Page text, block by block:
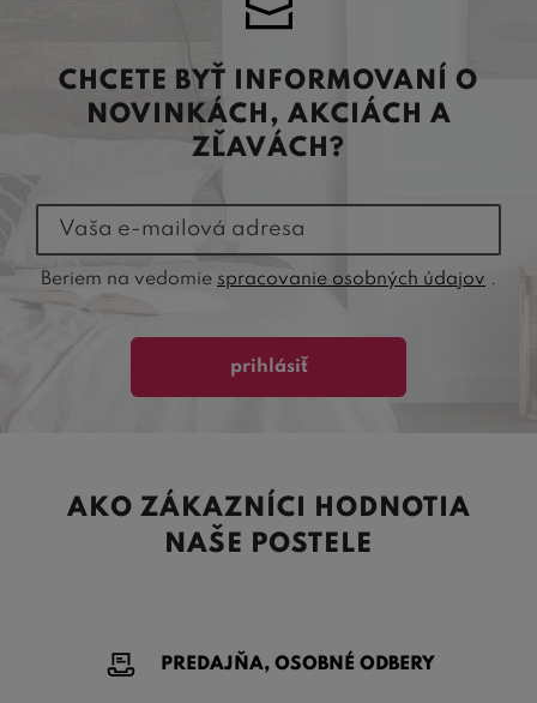
CHCETE BYŤ INFORMOVANÍ O
NOVINKÁCH, AKCIÁCH A
ZĽAVÁCH?
Vaša e-mailová adresa
prihlásiť
Beriem na vedomie spracovanie osobných údajov .
AKO ZÁKAZNÍCI HODNOTIA
NAŠE POSTELE
PREDAJŇA, OSOBNÉ ODBERY